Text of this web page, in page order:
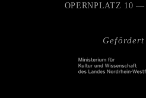
Gefördert
OPERNPLATZ 10 —